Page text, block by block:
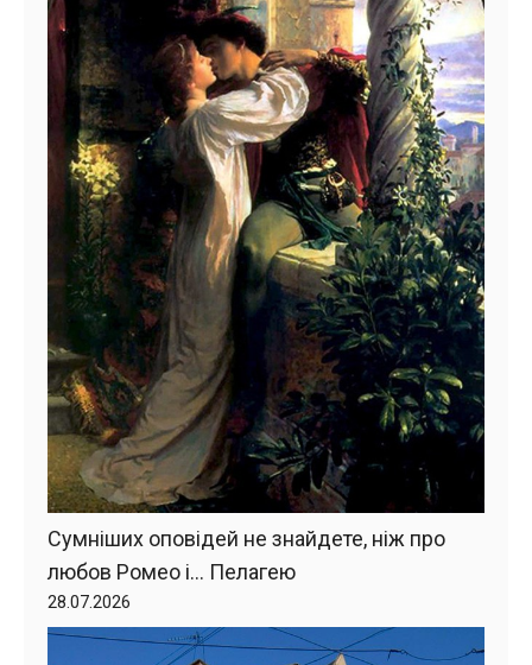
Сумніших оповідей не знайдете, ніж про
любов Ромео і… Пелагею
28.07.2026